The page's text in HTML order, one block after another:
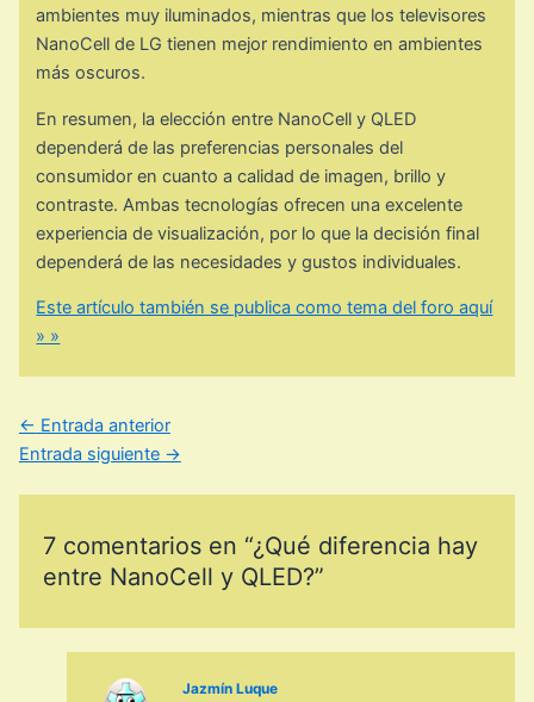
ambientes muy iluminados, mientras que los televisores
NanoCell de LG tienen mejor rendimiento en ambientes
más oscuros.
En resumen, la elección entre NanoCell y QLED
dependerá de las preferencias personales del
consumidor en cuanto a calidad de imagen, brillo y
contraste. Ambas tecnologías ofrecen una excelente
experiencia de visualización, por lo que la decisión final
dependerá de las necesidades y gustos individuales.
Este artículo también se publica como tema del foro aquí
» »
← Entrada anterior
Entrada siguiente →
7 comentarios en “¿Qué diferencia hay
entre NanoCell y QLED?”
Jazmín Luque